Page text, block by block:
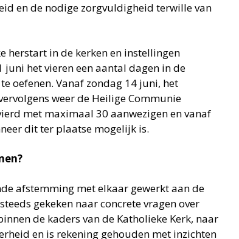
en de nodige zorgvuldigheid terwille van
herstart in de kerken en instellingen
het vieren een aantal dagen in de
oefenen. Vanaf zondag 14 juni, het
weer de Heilige Communie
met maximaal 30 aanwezigen en vanaf
dit ter plaatse mogelijk is.
afstemming met elkaar gewerkt aan de
gekeken naar concrete vragen over
de kaders van de Katholieke Kerk, naar
en is rekening gehouden met inzichten